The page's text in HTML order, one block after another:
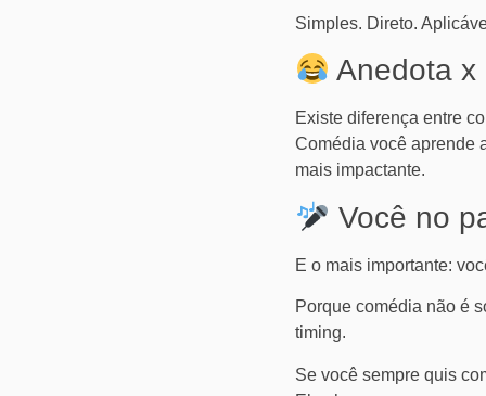
Simples. Direto.
Anedota x
Existe diferença entre
Comédia você aprende
mais impactante.
Você no
E o mais importante:
Porque comédia não é
timing.
Se você sempre quis